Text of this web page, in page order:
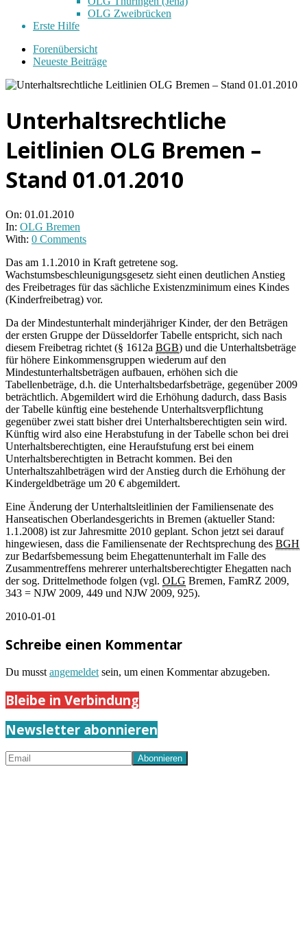
OLG Zweibrücken
Erste Hilfe
Forenübersicht
Neueste Beiträge
Unterhaltsrechtliche
Leitlinien OLG Bremen –
Stand 01.01.2010
On: 01.01.2010
In: OLG Bremen
With: 0 Comments
Das am 1.1.2010 in Kraft getretene sog.
Wachstumsbeschleunigungsgesetz sieht einen deutlichen Anstieg
des Freibetrages für das sächliche Existenzminimum eines Kindes
(Kinderfreibetrag) vor.
Da der Mindestunterhalt minderjähriger Kinder, der den Beträgen
der ersten Gruppe der Düsseldorfer Tabelle entspricht, sich nach
diesem Freibetrag richtet (§ 1612a BGB) und die Unterhaltsbeträge
für höhere Einkommensgruppen wiederum auf den
Mindestunterhaltsbeträgen aufbauen, erhöhen sich die
Tabellenbeträge, d.h. die Unterhaltsbedarfsbeträge, gegenüber 2009
beträchtlich. Abgemildert wird die Erhöhung dadurch, dass Basis
der Tabelle künftig eine bestehende Unterhaltsverpflichtung
gegenüber zwei statt bisher drei Unterhaltsberechtigten sein wird.
Künftig wird also eine Herabstufung in der Tabelle schon bei drei
Unterhaltsberechtigten, eine Heraufstufung erst bei einem
Unterhaltsberechtigten in Betracht kommen. Bei den
Unterhaltszahlbeträgen wird der Anstieg durch die Erhöhung der
Kindergeldbeträge um 20 € abgemildert.
Eine Änderung der Unterhaltsleitlinien der Familiensenate des
Hanseatischen Oberlandesgerichts in Bremen (aktueller Stand:
1.1.2008) ist zur Jahresmitte 2010 geplant. Schon jetzt sei darauf
hingewiesen, dass die Familiensenate der Rechtsprechung des BGH
zur Bedarfsbemessung beim Ehegattenunterhalt im Falle des
Zusammentreffens mehrerer unterhaltsberechtigter Ehegatten nach
der sog. Drittelmethode folgen (vgl. OLG Bremen, FamRZ 2009,
343 = NJW 2009, 449 und NJW 2009, 925).
2010-01-01
Schreibe einen Kommentar
Du musst angemeldet sein, um einen Kommentar abzugeben.
Bleibe in Verbindung
Newsletter abonnieren